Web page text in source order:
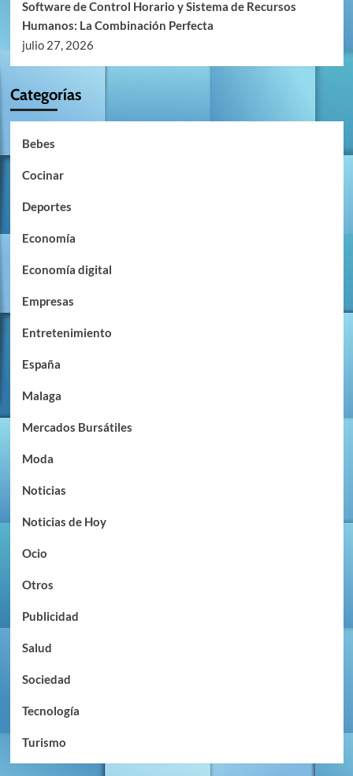
Software de Control Horario y Sistema de Recursos
Humanos: La Combinación Perfecta
julio 27, 2026
Categorías
Bebes
Cocinar
Deportes
Economía
Economía digital
Empresas
Entretenimiento
España
Malaga
Mercados Bursátiles
Moda
Noticias
Noticias de Hoy
Ocio
Otros
Publicidad
Salud
Sociedad
Tecnología
Turismo